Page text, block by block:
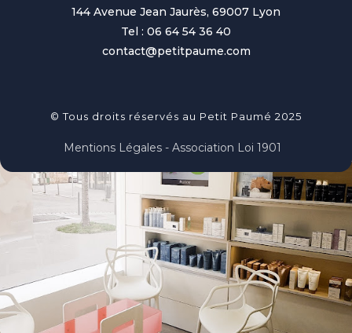
144 Avenue Jean Jaurès, 69007 Lyon
Tel : 06 64 54 36 40
contact@petitpaume.com
© Tous droits réservés au Petit Paumé 2025
Mentions Légales - Association Loi 1901